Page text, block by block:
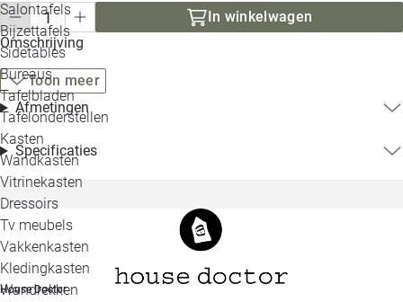
Salontafels
Bijzettafels
Sidetables
Bureaus
Tafelbladen
Tafelonderstellen
Kasten
Wandkasten
Vitrinekasten
Dressoirs
Tv meubels
Vakkenkasten
Kledingkasten
Wandrekken
Alle
In winkelwagen
Omschrijving
Toon meer
Afmetingen
Specificaties
House Doctor